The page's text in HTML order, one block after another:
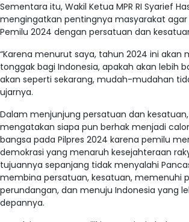
Sementara itu, Wakil Ketua MPR RI Syarief
mengingatkan pentingnya masyarakat agar
Pemilu 2024 dengan persatuan dan
“Karena menurut saya, tahun 2024 ini akan
tonggak bagi Indonesia, apakah akan lebih
akan seperti sekarang, mudah-mudahan
ujarnya.
Dalam menjunjung persatuan dan
mengatakan siapa pun berhak menjadi
bangsa pada Pilpres 2024 karena pemilu
demokrasi yang menaruh kesejahteraan
tujuannya sepanjang tidak menyalahi
membina persatuan, kesatuan, memenuhi
perundangan, dan menuju Indonesia yang
depannya.